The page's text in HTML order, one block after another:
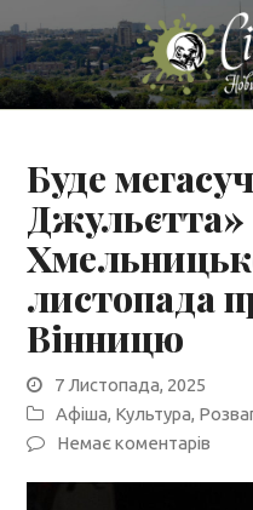
Буде
Джульєтта»
листопада
Вінницю
7 Листопада, 2025
Афіша, Культура,
Немає коментарів